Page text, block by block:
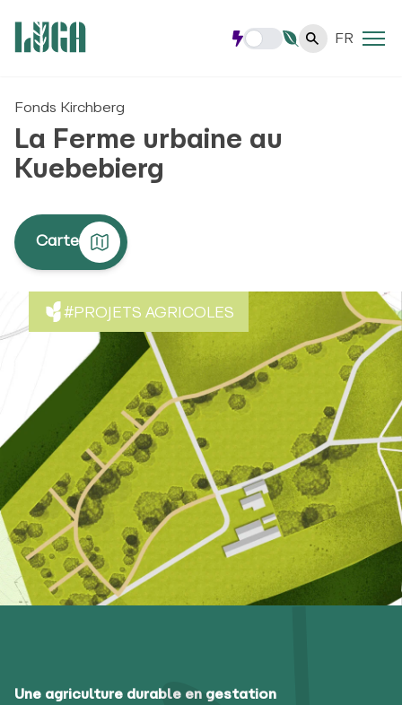
FR
#PROJETS AGRICOLES
Fonds Kirchberg
La Ferme urbaine au
Kuebebierg
Carte
Une agriculture durable en gestation